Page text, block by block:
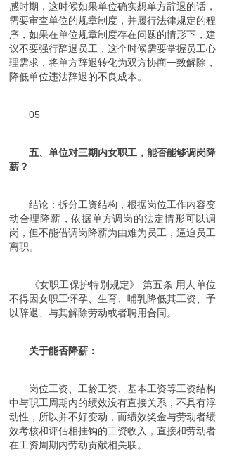
感时期，这时候如果单位确实想单方辞退的话，
需要审查单位的规章制度，并履行法律规定的程
序，如果在单位规章制度存在问题的情形下，建
议不要强行辞退员工，这个时候需要掌握员工心
理需求，将单方辞退转化为双方协商一致解除，
降低单位违法辞退的不良成本。
05
五、单位对三期内女职工，能否能够调岗降
薪？
结论：拆分工资结构，根据岗位工作内容变
动合理降薪，依据单方调岗的法定情形可以调
岗，但不能借调岗降薪为由难为员工，逼迫员工
离职。
《女职工保护特别规定》 第五条 用人单位
不得因女职工怀孕、生育、哺乳降低其工资、予
以辞退、与其解除劳动或者聘用合同。
关于能否降薪：
岗位工资、工龄工资、基本工资等工资结构
中与职工周期内的绩效没有直接关系，不具有浮
动性，所以并不好变动，而绩效奖金与劳动者绩
效考核和评估相挂钩的工资收入，直接和劳动者
在工资周期内劳动贡献相关联。